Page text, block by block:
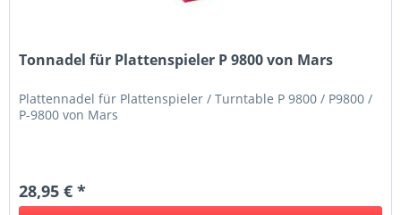
Tonnadel für Plattenspieler P 9800 von Mars
Plattennadel für Plattenspieler / Turntable P 9800 / P9800 /
P-9800 von Mars
28,95 € *